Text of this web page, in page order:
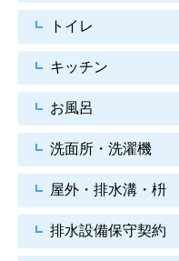
トイレ
キッチン
お風呂
洗面所・洗濯機
屋外・排水溝・枡
排水設備保守契約